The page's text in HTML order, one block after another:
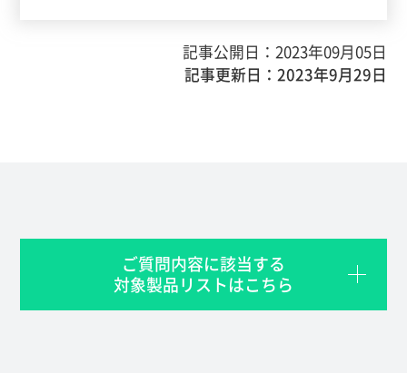
記事公開日：2023年09月05日
記事更新日：2023年9月29日
ご質問内容に該当する
対象製品リストはこちら